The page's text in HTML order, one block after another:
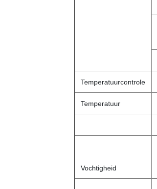
Temperatuurcontrole
Temperatuur
Vochtigheid